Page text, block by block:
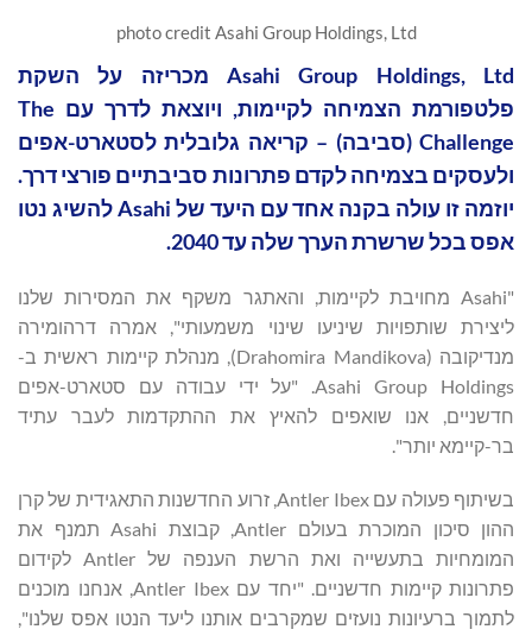
photo credit Asahi Group Holdings, Ltd
Asahi Group Holdings, Ltd מכריזה על השקת
פלטפורמת הצמיחה לקיימות, ויוצאת לדרך עם The
Challenge (סביבה) – קריאה גלובלית לסטארט-אפים
ולעסקים בצמיחה לקדם פתרונות סביבתיים פורצי דרך.
יוזמה זו עולה בקנה אחד עם היעד של Asahi להשיג נטו
אפס בכל שרשרת הערך שלה עד 2040.
"Asahi מחויבת לקיימות, והאתגר משקף את המסירות שלנו
ליצירת שותפויות שיניעו שינוי משמעותי", אמרה דרהומירה
מנדיקובה (Drahomira Mandikova), מנהלת קיימות ראשית ב-
Asahi Group Holdings. "על ידי עבודה עם סטארט-אפים
חדשניים, אנו שואפים להאיץ את ההתקדמות לעבר עתיד
בר-קיימא יותר".
בשיתוף פעולה עם Antler Ibex, זרוע החדשנות התאגידית של קרן
ההון סיכון המוכרת בעולם Antler, קבוצת Asahi תמנף את
המומחיות בתעשייה ואת הרשת הענפה של Antler לקידום
פתרונות קיימות חדשניים. "יחד עם Antler Ibex, אנחנו מוכנים
לתמוך ברעיונות נועזים שמקרבים אותנו ליעד הנטו אפס שלנו",